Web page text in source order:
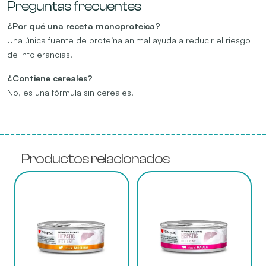
Preguntas frecuentes
¿Por qué una receta monoproteica?
Una única fuente de proteína animal ayuda a reducir el riesgo
de intolerancias.
¿Contiene cereales?
No, es una fórmula sin cereales.
Productos relacionados
múltiples
variantes.
múltiples
variantes.